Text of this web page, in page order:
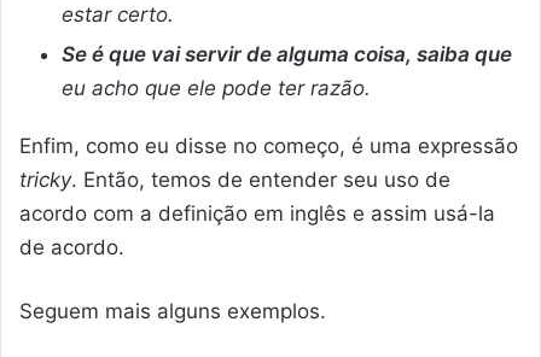
estar certo.
Se é que vai servir de alguma coisa, saiba que
eu acho que ele pode ter razão.
Enfim, como eu disse no começo, é uma expressão
tricky. Então, temos de entender seu uso de
acordo com a definição em inglês e assim usá-la
de acordo.
Seguem mais alguns exemplos.